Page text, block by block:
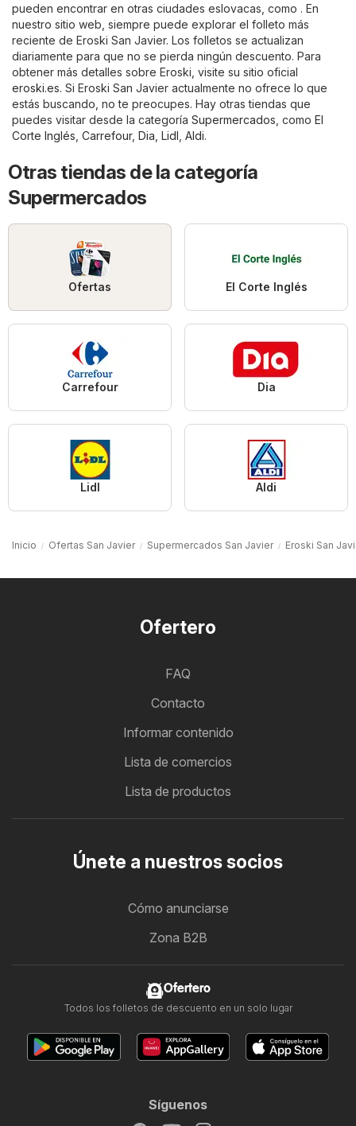
pueden encontrar en otras ciudades eslovacas, como . En
nuestro sitio web, siempre puede explorar el folleto más
reciente de Eroski San Javier. Los folletos se actualizan
diariamente para que no se pierda ningún descuento. Para
obtener más detalles sobre Eroski, visite su sitio oficial
eroski.es. Si Eroski San Javier actualmente no ofrece lo que
estás buscando, no te preocupes. Hay otras tiendas que
puedes visitar desde la categoría Supermercados , como El
Corte Inglés Carrefour, Dia Lidl Aldi.
Otras tiendas de la categoría
Supermercados
Ofertas El Corte Inglés
Carrefour Dia
Lidl Aldi
Inicio Ofertas San Javier Supermercados San Javier Eroski San
Ofertero
FAQ
Contacto
Informar contenido
Lista de comercios
Lista de productos
Únete a nuestros socios
Cómo anunciarse
Zona B2B
Ofertero
Todos los folletos de descuento en un solo lugar
Síguenos